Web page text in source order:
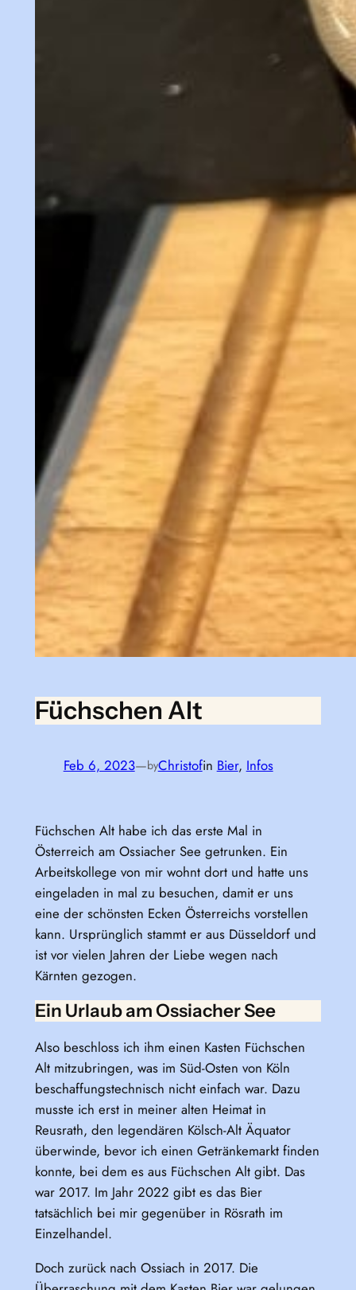
Füchschen Alt
Feb 6, 2023—byChristofin Bier, Infos
Füchschen Alt habe ich das erste Mal in
Österreich am Ossiacher See getrunken. Ein
Arbeitskollege von mir wohnt dort und hatte uns
eingeladen in mal zu besuchen, damit er uns
eine der schönsten Ecken Österreichs vorstellen
kann. Ursprünglich stammt er aus Düsseldorf und
ist vor vielen Jahren der Liebe wegen nach
Kärnten gezogen.
Ein Urlaub am Ossiacher See
Also beschloss ich ihm einen Kasten Füchschen
Alt mitzubringen, was im Süd-Osten von Köln
beschaffungstechnisch nicht einfach war. Dazu
musste ich erst in meiner alten Heimat in
Reusrath, den legendären Kölsch-Alt Äquator
überwinde, bevor ich einen Getränkemarkt finden
konnte, bei dem es aus Füchschen Alt gibt. Das
war 2017. Im Jahr 2022 gibt es das Bier
tatsächlich bei mir gegenüber in Rösrath im
Einzelhandel.
Doch zurück nach Ossiach in 2017. Die